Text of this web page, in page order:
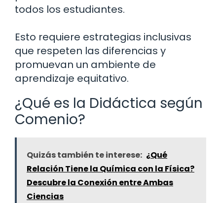
todos los estudiantes.
Esto requiere estrategias inclusivas
que respeten las diferencias y
promuevan un ambiente de
aprendizaje equitativo.
¿Qué es la Didáctica según
Comenio?
Quizás también te interese: ¿Qué
Relación Tiene la Química con la Física?
Descubre la Conexión entre Ambas
Ciencias